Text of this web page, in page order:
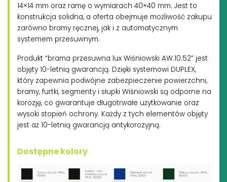
14×14 mm oraz ramę o wymiarach 40×40 mm. Jest to
konstrukcja solidna, a oferta obejmuje możliwość zakupu
zarówno bramy ręcznej, jak i z automatycznym
systemem przesuwnym.
Produkt “brama przesuwna lux Wiśniowski AW.10.52” jest
objęty 10-letnią gwarancją. Dzięki systemowi DUPLEX,
który zapewnia podwójne zabezpieczenie powierzchni,
bramy, furtki, segmenty i słupki Wiśniowski są odporne na
korozję, co gwarantuje długotrwałe użytkowanie oraz
wysoki stopień ochrony. Każdy z tych elementów objęty
jest aż 10-letnią gwarancją antykorozyjną.
Dostępne kolory